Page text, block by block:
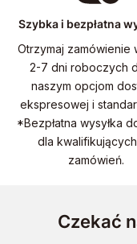
Szybka i bezpłatna
Otrzymaj zamówienie
2-7 dni roboczych
naszym opcjom
ekspresowej i
*Bezpłatna wysyłka
dla
zamówień.
Czekać